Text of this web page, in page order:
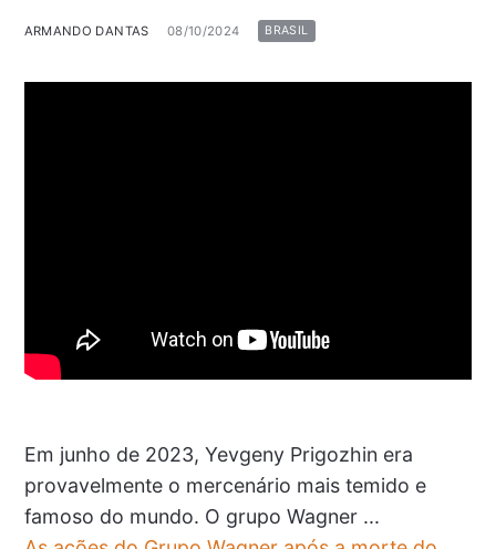
ARMANDO DANTAS 08/10/2024 BRASIL
Em junho de 2023, Yevgeny Prigozhin era
provavelmente o mercenário mais temido e
famoso do mundo. O grupo Wagner ...